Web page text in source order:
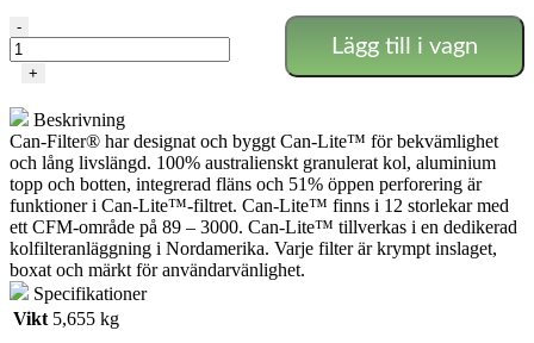
CANLITE
Filter
-
mängd
-
+
Lägg till i vagn
Beskrivning
Can-Filter® har designat och byggt Can-Lite™ för bekvämlighet
och lång livslängd. 100% australienskt granulerat kol, aluminium
topp och botten, integrerad fläns och 51% öppen perforering är
funktioner i Can-Lite™-filtret. Can-Lite™ finns i 12 storlekar med
ett CFM-område på 89 – 3000. Can-Lite™ tillverkas i en dedikerad
kolfilteranläggning i Nordamerika. Varje filter är krympt inslaget,
boxat och märkt för användarvänlighet.
Specifikationer
Vikt 5,655 kg